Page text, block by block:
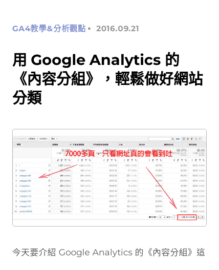
GA4教學&分析觀點 2016.09.21
用 Google Analytics 的
《內容分組》，輕鬆做好網站
分類
今天要介紹 Google Analytics 的《內容分組》這